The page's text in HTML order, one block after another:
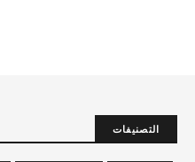
التصنيفات